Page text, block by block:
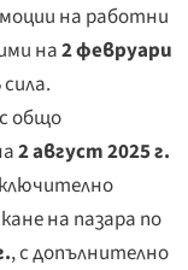
на работни
на2 февруари
общо
2 август 2025 г.
на пазара по
, с допълнително